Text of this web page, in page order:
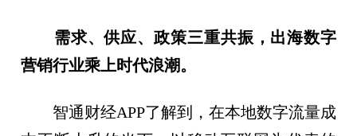
需求、供应、政策三重共振，出海数字
营销行业乘上时代浪潮。
智通财经APP了解到，在本地数字流量成